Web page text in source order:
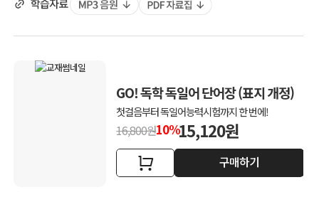
GO! 독학 독일어 단어장 (표지 개정)
첫걸음부터 독일어능력시험까지 한 번에!
16,800원10%15,120원
구매하기